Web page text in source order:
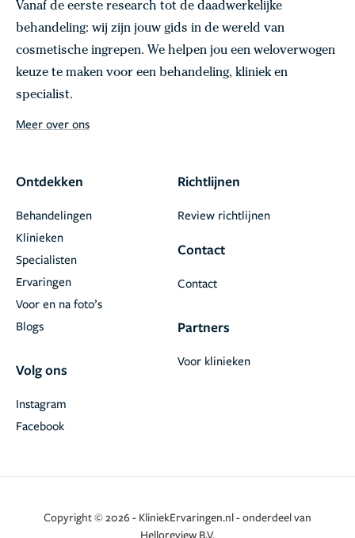
Vanaf de eerste research tot de daadwerkelijke
behandeling: wij zijn jouw gids in de wereld van
cosmetische ingrepen. We helpen jou een weloverwogen
keuze te maken voor een behandeling, kliniek en
specialist.
Meer over ons
Ontdekken
Behandelingen
Klinieken
Specialisten
Ervaringen
Voor en na foto’s
Blogs
Volg ons
Facebook
Instagram
Richtlijnen
Review richtlijnen
Contact
Contact
Partners
Voor klinieken
Copyright © 2026 - KliniekErvaringen.nl - onderdeel van
Helloreview B.V.